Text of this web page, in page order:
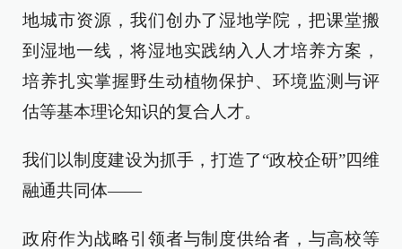
地城市资源，我们创办了湿地学院，把课堂搬
到湿地一线，将湿地实践纳入人才培养方案，
培养扎实掌握野生动植物保护、环境监测与评
估等基本理论知识的复合人才。
我们以制度建设为抓手，打造了“政校企研”四维
融通共同体——
政府作为战略引领者与制度供给者，与高校等